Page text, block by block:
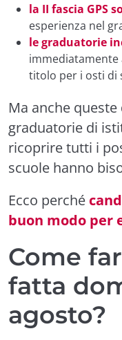
la II fascia GPS
esperienza nel
le graduatorie
immediatamente
titolo per i osti di
Ma anche
graduatorie di
ricoprire tutti i
scuole hanno
Ecco perché
buon modo per
Come
fatta
agosto?